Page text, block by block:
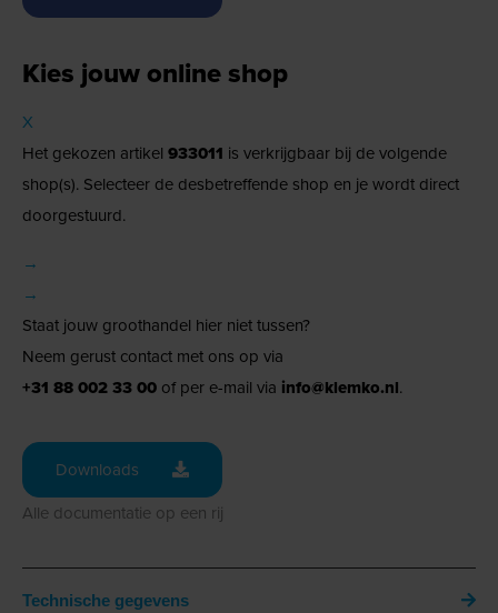
Kies jouw online shop
X
Het gekozen artikel 933011 is verkrijgbaar bij de volgende
shop(s). Selecteer de desbetreffende shop en je wordt direct
doorgestuurd.
→
→
Staat jouw groothandel hier niet tussen?
Neem gerust contact met ons op via
+31 88 002 33 00 of per e-mail via info@klemko.nl.
Downloads
Alle documentatie op een rij
Technische gegevens